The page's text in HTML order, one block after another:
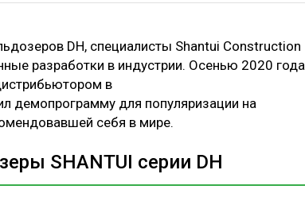
DH, специалисты Shantui Construction
разработки в индустрии. Осенью 2020 года
в
демопрограмму для популяризации на
себя в мире.
SHANTUI серии DH